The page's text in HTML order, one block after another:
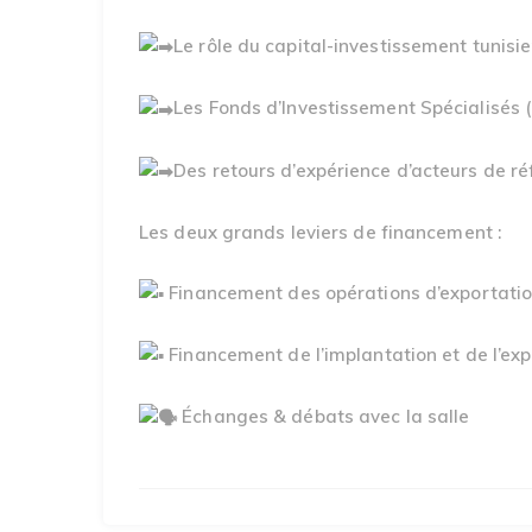
Le rôle du capital-investissement
Les Fonds d’Investissement
Des retours d’expérience d’acteurs de
Les deux grands leviers de financement :
Financement des opérations
Financement de l’implantation et de
Échanges & débats avec la salle